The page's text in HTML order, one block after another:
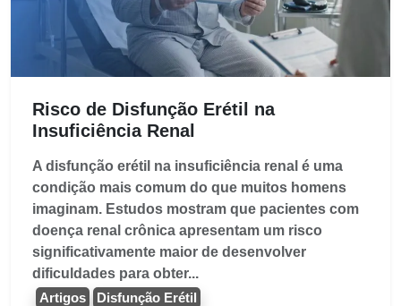
Risco de Disfunção Erétil na
Insuficiência Renal
A disfunção erétil na insuficiência renal é uma
condição mais comum do que muitos homens
imaginam. Estudos mostram que pacientes com
doença renal crônica apresentam um risco
significativamente maior de desenvolver
dificuldades para obter...
Artigos Disfunção Erétil